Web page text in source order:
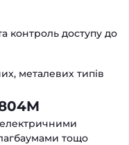
контроль доступу до
металевих типів
тощо